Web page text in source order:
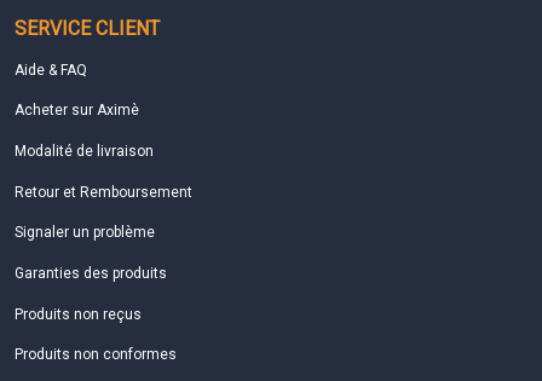
SERVICE CLIENT
Aide & FAQ
Acheter sur Aximè
Modalité de livraison
Retour et Remboursement
Signaler un problème
Garanties des produits
Produits non reçus
Produits non conformes